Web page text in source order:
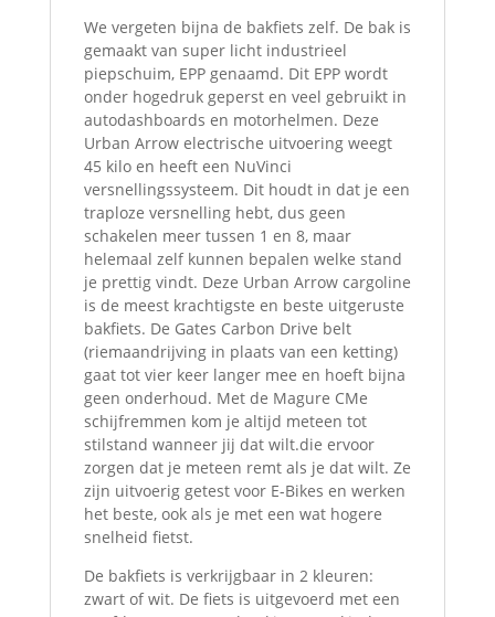
We vergeten bijna de bakfiets zelf. De bak is
gemaakt van super licht industrieel
piepschuim, EPP genaamd. Dit EPP wordt
onder hogedruk geperst en veel gebruikt in
autodashboards en motorhelmen. Deze
Urban Arrow electrische uitvoering weegt
45 kilo en heeft een NuVinci
versnellingssysteem. Dit houdt in dat je een
traploze versnelling hebt, dus geen
schakelen meer tussen 1 en 8, maar
helemaal zelf kunnen bepalen welke stand
je prettig vindt. Deze Urban Arrow cargoline
is de meest krachtigste en beste uitgeruste
bakfiets. De Gates Carbon Drive belt
(riemaandrijving in plaats van een ketting)
gaat tot vier keer langer mee en hoeft bijna
geen onderhoud. Met de Magure CMe
schijfremmen kom je altijd meteen tot
stilstand wanneer jij dat wilt.die ervoor
zorgen dat je meteen remt als je dat wilt. Ze
zijn uitvoerig getest voor E-Bikes en werken
het beste, ook als je met een wat hogere
snelheid fietst.
De bakfiets is verkrijgbaar in 2 kleuren:
zwart of wit. De fiets is uitgevoerd met een